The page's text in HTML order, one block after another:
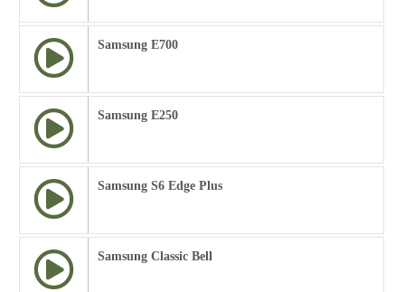
Samsung E700
Samsung E250
Samsung S6 Edge Plus
Samsung Classic Bell